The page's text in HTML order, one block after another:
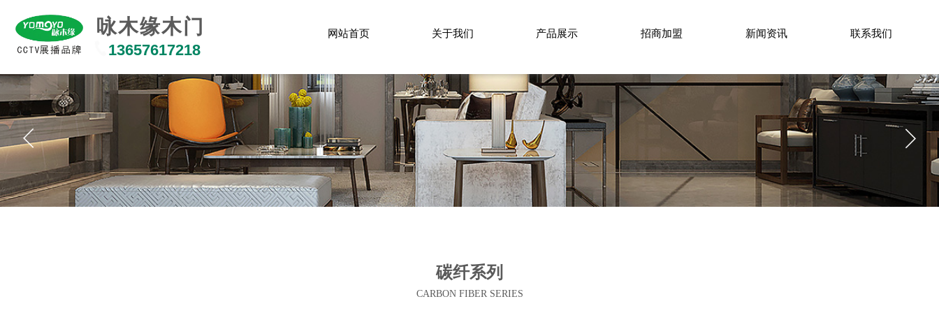
咏木缘木门
13657617218
网站首页 关于我们 产品展示 招商加盟 新闻资讯 联系我们
碳纤系列
CARBON FIBER SERIES